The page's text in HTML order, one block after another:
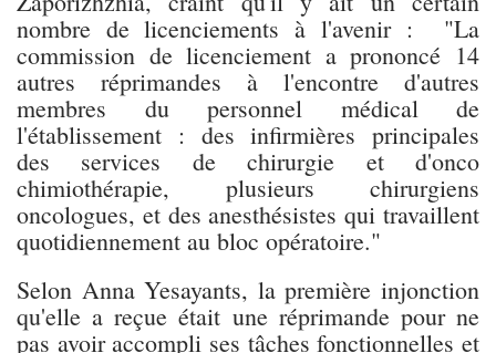
nombre de licenciements à l'avenir : "La
commission de licenciement a prononcé 14
autres réprimandes à l'encontre d'autres
membres du personnel médical de
l'établissement : des infirmières principales
des services de chirurgie et d'onco
chimiothérapie, plusieurs chirurgiens
oncologues, et des anesthésistes qui travaillent
quotidiennement au bloc opératoire."
Selon Anna Yesayants, la première injonction
qu'elle a reçue était une réprimande pour ne
pas avoir accompli ses tâches fonctionnelles et